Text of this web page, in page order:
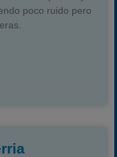
Carreras finalizadas
poco ruido pero